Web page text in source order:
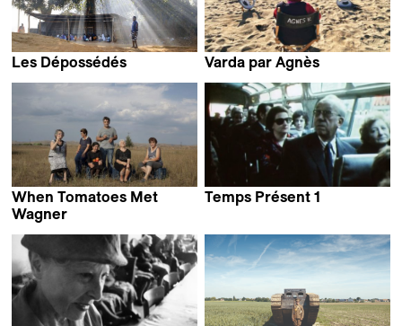
Les Dépossédés
Varda par Agnès
When Tomatoes Met
Wagner
Temps Présent 1